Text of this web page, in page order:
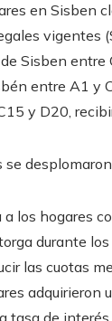
en Sisben
vigentes
Sisben
entre A1 y
y D20,
los hogares
durante
las cuotas